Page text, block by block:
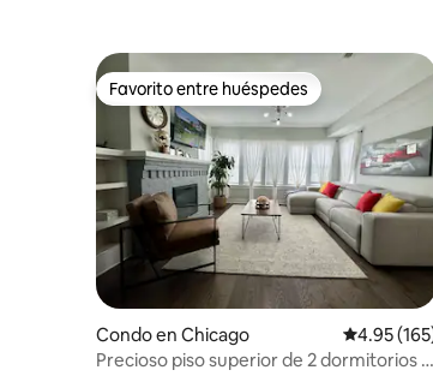
Favorito entre huéspedes
Favorito entre huéspedes
Condo en Chicago
4.95
Precioso piso superior de 2 dormitorios y